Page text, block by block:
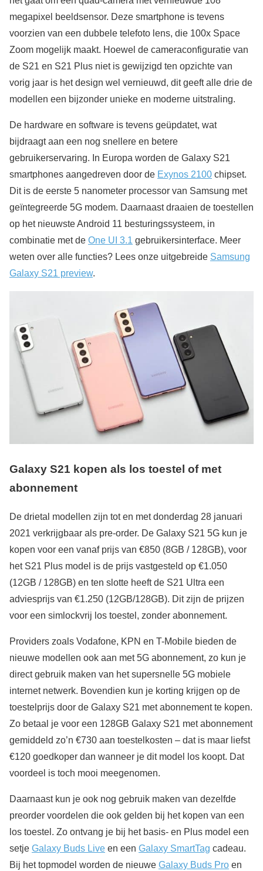
megapixel beeldsensor. Deze smartphone is tevens
voorzien van een dubbele telefoto lens, die 100x Space
Zoom mogelijk maakt. Hoewel de cameraconfiguratie van
de S21 en S21 Plus niet is gewijzigd ten opzichte van
vorig jaar is het design wel vernieuwd, dit geeft alle drie de
modellen een bijzonder unieke en moderne uitstraling.
De hardware en software is tevens geüpdatet, wat
bijdraagt aan een nog snellere en betere
gebruikerservaring. In Europa worden de Galaxy S21
smartphones aangedreven door de Exynos 2100 chipset.
Dit is de eerste 5 nanometer processor van Samsung met
geïntegreerde 5G modem. Daarnaast draaien de toestellen
op het nieuwste Android 11 besturingssysteem, in
combinatie met de One UI 3.1 gebruikersinterface. Meer
weten over alle functies? Lees onze uitgebreide Samsung
Galaxy S21 preview.
Galaxy S21 kopen als los toestel of met
abonnement
De drietal modellen zijn tot en met donderdag 28 januari
2021 verkrijgbaar als pre-order. De Galaxy S21 5G kun je
kopen voor een vanaf prijs van €850 (8GB / 128GB), voor
het S21 Plus model is de prijs vastgesteld op €1.050
(12GB / 128GB) en ten slotte heeft de S21 Ultra een
adviesprijs van €1.250 (12GB/128GB). Dit zijn de prijzen
voor een simlockvrij los toestel, zonder abonnement.
Providers zoals Vodafone, KPN en T-Mobile bieden de
nieuwe modellen ook aan met 5G abonnement, zo kun je
direct gebruik maken van het supersnelle 5G mobiele
internet netwerk. Bovendien kun je korting krijgen op de
toestelprijs door de Galaxy S21 met abonnement te kopen.
Zo betaal je voor een 128GB Galaxy S21 met abonnement
gemiddeld zo’n €730 aan toestelkosten – dat is maar liefst
€120 goedkoper dan wanneer je dit model los koopt. Dat
voordeel is toch mooi meegenomen.
Daarnaast kun je ook nog gebruik maken van dezelfde
preorder voordelen die ook gelden bij het kopen van een
los toestel. Zo ontvang je bij het basis- en Plus model een
setje Galaxy Buds Live en een Galaxy SmartTag cadeau.
Bij het topmodel worden de nieuwe Galaxy Buds Pro en